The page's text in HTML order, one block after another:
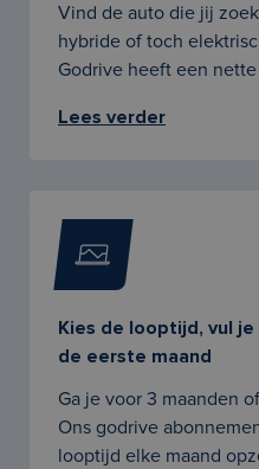
Vind de auto die jij
hybride of toch
Godrive heeft een
Lees verder
Kies de looptijd, vul
de eerste maand
Ga je voor 3 maanden
Ons godrive
looptijd elke maand